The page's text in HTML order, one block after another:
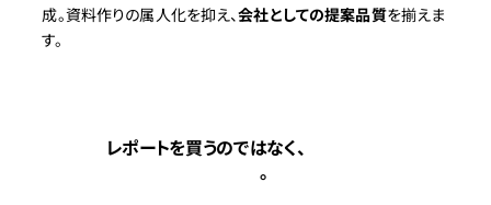
成。資料作りの属人化を抑え、会社としての提案品質を揃えま
す。
レポートを買うのではなく、
を、AIごと手に入れる。